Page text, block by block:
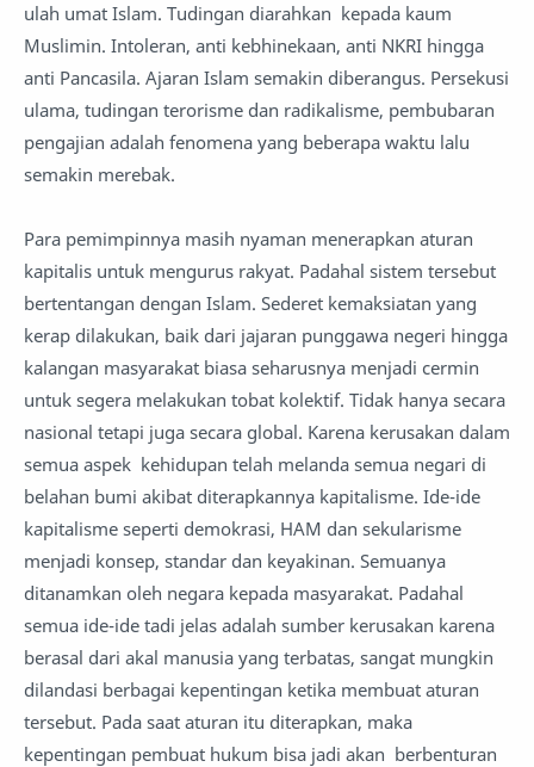
ulah umat Islam. Tudingan diarahkan kepada kaum
Muslimin. Intoleran, anti kebhinekaan, anti NKRI hingga
anti Pancasila. Ajaran Islam semakin diberangus. Persekusi
ulama, tudingan terorisme dan radikalisme, pembubaran
pengajian adalah fenomena yang beberapa waktu lalu
semakin merebak.
Para pemimpinnya masih nyaman menerapkan aturan
kapitalis untuk mengurus rakyat. Padahal sistem tersebut
bertentangan dengan Islam. Sederet kemaksiatan yang
kerap dilakukan, baik dari jajaran punggawa negeri hingga
kalangan masyarakat biasa seharusnya menjadi cermin
untuk segera melakukan tobat kolektif. Tidak hanya secara
nasional tetapi juga secara global. Karena kerusakan dalam
semua aspek kehidupan telah melanda semua negari di
belahan bumi akibat diterapkannya kapitalisme. Ide-ide
kapitalisme seperti demokrasi, HAM dan sekularisme
menjadi konsep, standar dan keyakinan. Semuanya
ditanamkan oleh negara kepada masyarakat. Padahal
semua ide-ide tadi jelas adalah sumber kerusakan karena
berasal dari akal manusia yang terbatas, sangat mungkin
dilandasi berbagai kepentingan ketika membuat aturan
tersebut. Pada saat aturan itu diterapkan, maka
kepentingan pembuat hukum bisa jadi akan berbenturan